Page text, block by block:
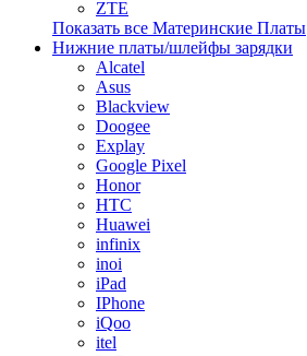
ZTE
Показать все Материнские Платы
Нижние платы/шлейфы зарядки
Alcatel
Asus
Blackview
Doogee
Explay
Google Pixel
Honor
HTC
Huawei
infinix
inoi
iPad
IPhone
iQoo
itel